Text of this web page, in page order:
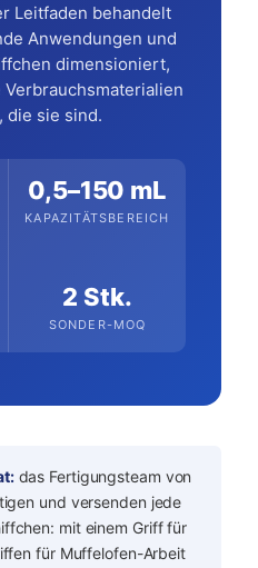
Leitfaden behandelt
Anwendungen und
dimensioniert,
die sie sind.
0,5–150 mL
KAPAZITÄTSBEREICH
2 Stk.
SONDER-MOQ
das Fertigungsteam von
und versenden jede
mit einem Griff für
für Muffelofen-Arbeit